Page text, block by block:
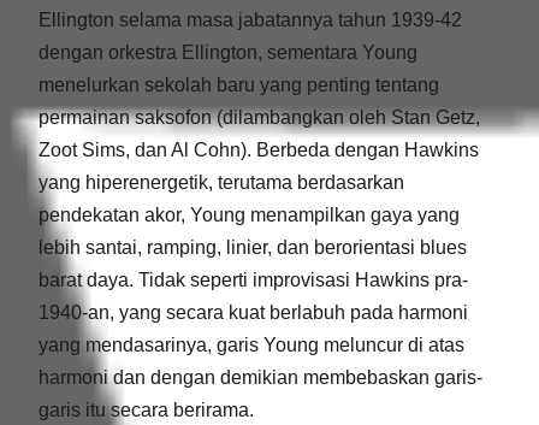
Ellington selama masa jabatannya tahun 1939-42
dengan orkestra Ellington, sementara Young
menelurkan sekolah baru yang penting tentang
permainan saksofon (dilambangkan oleh Stan Getz,
Zoot Sims, dan Al Cohn). Berbeda dengan Hawkins
yang hiperenergetik, terutama berdasarkan
pendekatan akor, Young menampilkan gaya yang
lebih santai, ramping, linier, dan berorientasi blues
barat daya. Tidak seperti improvisasi Hawkins pra-
1940-an, yang secara kuat berlabuh pada harmoni
yang mendasarinya, garis Young meluncur di atas
harmoni dan dengan demikian membebaskan garis-
garis itu secara berirama.